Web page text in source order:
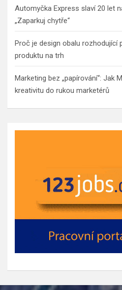
Automyčka Express slaví 20 let
„Zaparkuj chytře“
Proč je design obalu rozhodující
produktu na trh
Marketing bez „papírování“: Jak
kreativitu do rukou marketérů